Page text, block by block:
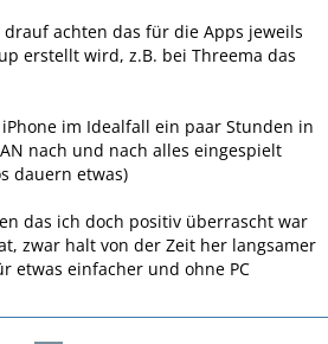
achten das für die Apps jeweils
erstellt wird, z.B. bei Threema das
im Idealfall ein paar Stunden in
nach und nach alles eingespielt
dauern etwas)
das ich doch positiv überrascht war
zwar halt von der Zeit her langsamer
etwas einfacher und ohne PC